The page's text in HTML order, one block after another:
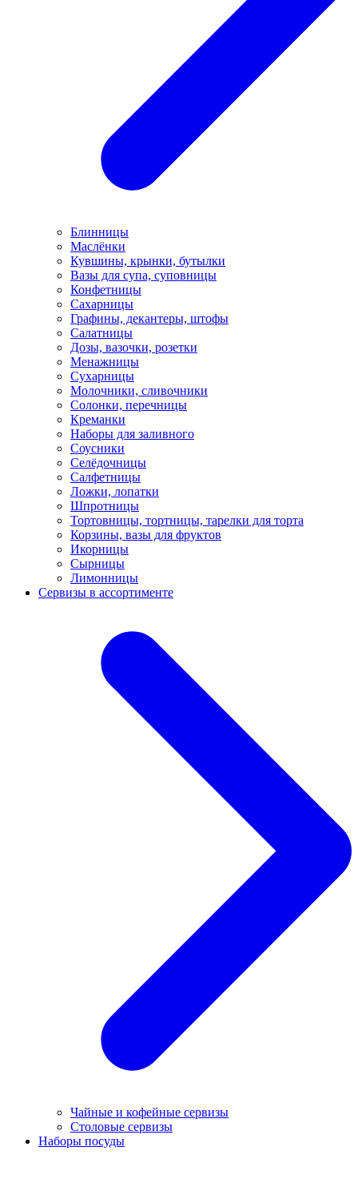
Блинницы
Маслёнки
Кувшины, крынки, бутылки
Вазы для супа, суповницы
Конфетницы
Сахарницы
Графины, декантеры, штофы
Салатницы
Дозы, вазочки, розетки
Менажницы
Сухарницы
Молочники, сливочники
Солонки, перечницы
Креманки
Наборы для заливного
Соусники
Селёдочницы
Салфетницы
Ложки, лопатки
Шпротницы
Тортовницы, тортницы, тарелки для торта
Корзины, вазы для фруктов
Икорницы
Сырницы
Лимонницы
Сервизы в ассортименте
Чайные и кофейные сервизы
Столовые сервизы
Наборы посуды